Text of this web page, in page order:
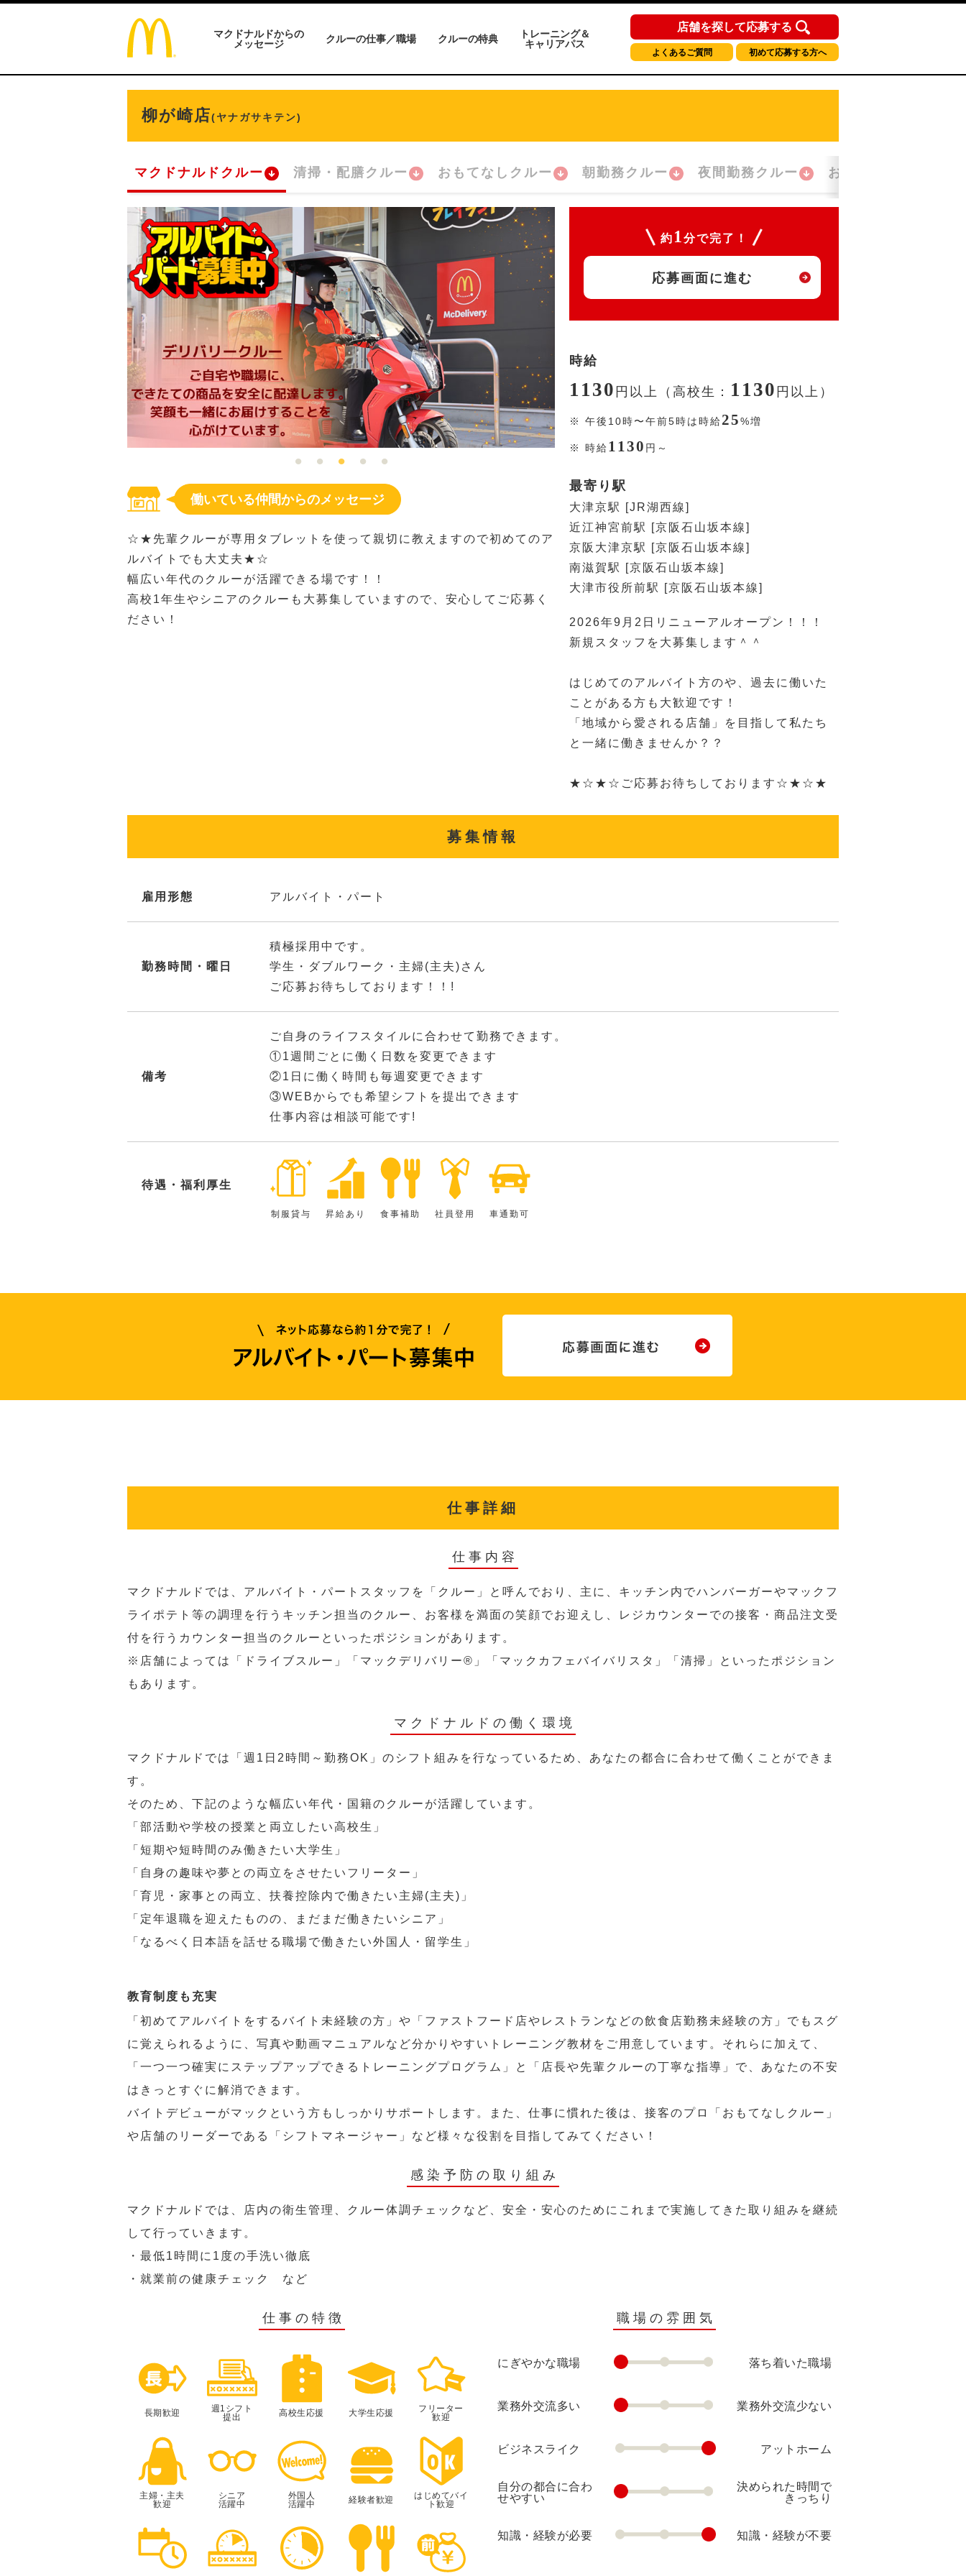
マクドナルドからの
メッセージ
クルーの仕事／職場 クルーの特典
トレーニング＆
キャリアパス
店舗を探して応募する
よくあるご質問 初めて応募する方へ
柳が崎店(ヤナガサキテン)
マクドナルドクルー 清掃・配膳クルー おもてなしクルー 朝勤務クルー 夜間勤務クルー おかえり！クルー
働いている仲間からのメッセージ
☆★先輩クルーが専用タブレットを使って親切に教えますので初めてのア
ルバイトでも大丈夫★☆
幅広い年代のクルーが活躍できる場です！！
高校1年生やシニアのクルーも大募集していますので、安心してご応募く
ださい！
約 1 分で完了！
応募画面に進む
時給
1130 円 以上（高校生： 1130 円 以上）
※ 午後10時〜午前5時は時給25%増
※ 時給 1130 円 ～
最寄り駅
大津京駅 [JR湖西線]
近江神宮前駅 [京阪石山坂本線]
京阪大津京駅 [京阪石山坂本線]
南滋賀駅 [京阪石山坂本線]
大津市役所前駅 [京阪石山坂本線]
2026年9月2日リニューアルオープン！！！
新規スタッフを大募集します＾＾
はじめてのアルバイト方のや、過去に働いた
ことがある方も大歓迎です！
「地域から愛される店舗」を目指して私たち
と一緒に働きませんか？？
★☆★☆ご応募お待ちしております☆★☆★
募集情報
雇用形態 アルバイト・パート
勤務時間・曜日
積極採用中です。
学生・ダブルワーク・主婦(主夫)さん
ご応募お待ちしております！！!
備考
ご自身のライフスタイルに合わせて勤務できます。
①1週間ごとに働く日数を変更できます
②1日に働く時間も毎週変更できます
③WEBからでも希望シフトを提出できます
仕事内容は相談可能です!
待遇・福利厚生
制服貸与 昇給あり 食事補助 社員登用 車通勤可
仕事詳細
仕事内容
マクドナルドでは、アルバイト・パートスタッフを「クルー」と呼んでおり、主に、キッチン内でハンバーガーやマックフ
ライポテト等の調理を行うキッチン担当のクルー、お客様を満面の笑顔でお迎えし、レジカウンターでの接客・商品注文受
付を行うカウンター担当のクルーといったポジションがあります。
※店舗によっては「ドライブスルー」「マックデリバリー®︎」「マックカフェバイバリスタ」「清掃」といったポジション
もあります。
マクドナルドの働く環境
マクドナルドでは「週1日2時間～勤務OK」のシフト組みを行なっているため、あなたの都合に合わせて働くことができま
す。
そのため、下記のような幅広い年代・国籍のクルーが活躍しています。
「部活動や学校の授業と両立したい高校生」
「短期や短時間のみ働きたい大学生」
「自身の趣味や夢との両立をさせたいフリーター」
「育児・家事との両立、扶養控除内で働きたい主婦(主夫)」
「定年退職を迎えたものの、まだまだ働きたいシニア」
「なるべく日本語を話せる職場で働きたい外国人・留学生」
教育制度も充実
「初めてアルバイトをするバイト未経験の方」や「ファストフード店やレストランなどの飲食店勤務未経験の方」でもスグ
に覚えられるように、写真や動画マニュアルなど分かりやすいトレーニング教材をご用意しています。それらに加えて、
「一つ一つ確実にステップアップできるトレーニングプログラム」と「店長や先輩クルーの丁寧な指導」で、あなたの不安
はきっとすぐに解消できます。
バイトデビューがマックという方もしっかりサポートします。また、仕事に慣れた後は、接客のプロ「おもてなしクルー」
や店舗のリーダーである「シフトマネージャー」など様々な役割を目指してみてください！
感染予防の取り組み
マクドナルドでは、店内の衛生管理、クルー体調チェックなど、安全・安心のためにこれまで実施してきた取り組みを継続
して行っていきます。
・最低1時間に1度の手洗い徹底
・就業前の健康チェック など
仕事の特徴
長期歓迎
週1シフト
提出
高校生応援 大学生応援
フリーター
歓迎
主婦・主夫
歓迎
シニア
活躍中
外国人
活躍中
経験者歓迎
はじめてバイ
ト歓迎
職場の雰囲気
にぎやかな職場 落ち着いた職場
業務外交流多い 業務外交流少ない
ビジネスライク アットホーム
自分の都合に合わ
せやすい
決められた時間で
きっちり
知識・経験が必要 知識・経験が不要